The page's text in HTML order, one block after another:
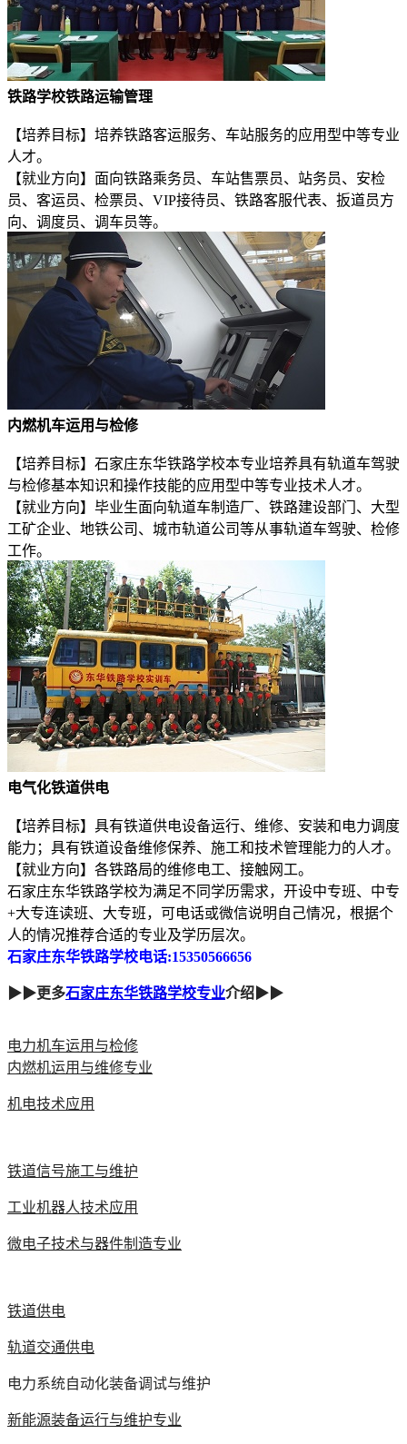
铁路学校铁路运输管理
【培养目标】培养铁路客运服务、车站服务的应用型中等专业
人才。
【就业方向】面向铁路乘务员、车站售票员、站务员、安检
员、客运员、检票员、VIP接待员、铁路客服代表、扳道员方
向、调度员、调车员等。
内燃机车运用与检修
【培养目标】石家庄东华铁路学校本专业培养具有轨道车驾驶
与检修基本知识和操作技能的应用型中等专业技术人才。
【就业方向】毕业生面向轨道车制造厂、铁路建设部门、大型
工矿企业、地铁公司、城市轨道公司等从事轨道车驾驶、检修
工作。
电气化铁道供电
【培养目标】具有铁道供电设备运行、维修、安装和电力调度
能力；具有铁道设备维修保养、施工和技术管理能力的人才。
【就业方向】各铁路局的维修电工、接触网工。
石家庄东华铁路学校为满足不同学历需求，开设中专班、中专
+大专连读班、大专班，可电话或微信说明自己情况，根据个
人的情况推荐合适的专业及学历层次。
石家庄东华铁路学校电话:15350566656
▶▶更多石家庄东华铁路学校专业介绍▶▶
电力机车运用与检修
内燃机运用与维修专业
机电技术应用
铁道信号施工与维护
工业机器人技术应用
微电子技术与器件制造专业
铁道供电
轨道交通供电
电力系统自动化装备调试与维护
新能源装备运行与维护专业